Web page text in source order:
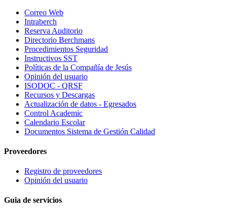
Correo Web
Intraberch
Reserva Auditorio
Directorio Berchmans
Procedimientos Seguridad
Instructivos SST
Políticas de la Compañía de Jesús
Opinión del usuario
ISODOC - QRSF
Recursos y Descargas
Actualización de datos - Egresados
Control Academic
Calendario Escolar
Documentos Sistema de Gestión Calidad
Proveedores
Registro de proveedores
Opinión del usuario
Guia de servicios